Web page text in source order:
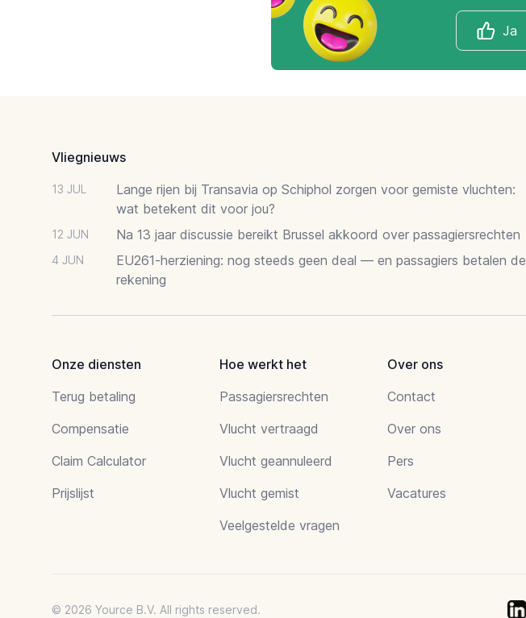
Ja
Vliegnieuws
13 JUL
Lange rijen bij Transavia op Schiphol zorgen voor gemiste vluchten:
wat betekent dit voor jou?
12 JUN Na 13 jaar discussie bereikt Brussel akkoord over passagiersrechten
4 JUN
EU261-herziening: nog steeds geen deal — en passagiers betalen de
rekening
Onze diensten
Terug betaling
Compensatie
Claim Calculator
Prijslijst
Hoe werkt het
Passagiersrechten
Vlucht vertraagd
Vlucht geannuleerd
Vlucht gemist
Veelgestelde vragen
Over ons
Contact
Over ons
Pers
Vacatures
© 2026 Yource B.V. All rights reserved.